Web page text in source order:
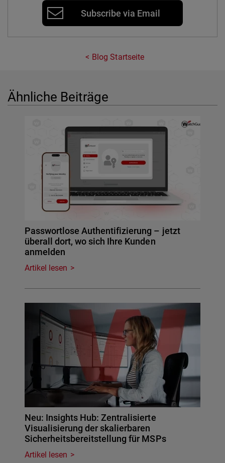
Subscribe via Email
Blog Startseite
Ähnliche Beiträge
Passwortlose Authentifizierung – jetzt
überall dort, wo sich Ihre Kunden
anmelden
Artikel lesen
Neu: Insights Hub: Zentralisierte
Visualisierung der skalierbaren
Sicherheitsbereitstellung für MSPs
Artikel lesen